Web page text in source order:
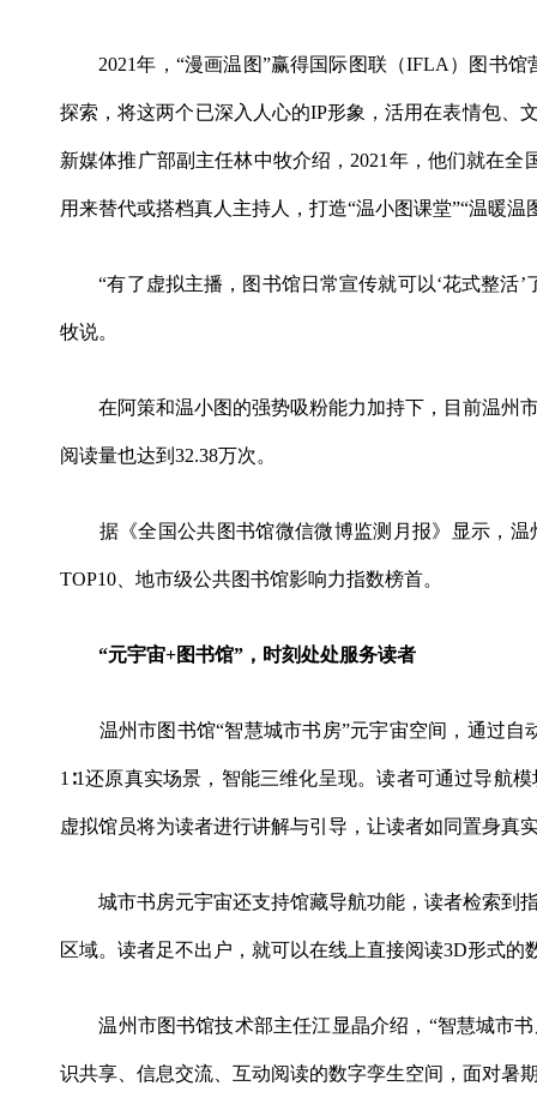
2021年，“漫画温图”赢得国际图联（IFLA）图书馆
探索，将这两个已深入人心的IP形象，活用在表情包、
新媒体推广部副主任林中牧介绍，2021年，他们就在
用来替代或搭档真人主持人，打造“温小图课堂”“温暖温
“有了虚拟主播，图书馆日常宣传就可以‘花式整活’
牧说。
在阿策和温小图的强势吸粉能力加持下，目前温州市
阅读量也达到32.38万次。
据《全国公共图书馆微信微博监测月报》显示，温
TOP10、地市级公共图书馆影响力指数榜首。
“元宇宙+图书馆”，时刻处处服务读者
温州市图书馆“智慧城市书房”元宇宙空间，通过自
1∶1还原真实场景，智能三维化呈现。读者可通过导航
虚拟馆员将为读者进行讲解与引导，让读者如同置身真
城市书房元宇宙还支持馆藏导航功能，读者检索到
区域。读者足不出户，就可以在线上直接阅读3D形式的
温州市图书馆技术部主任江显晶介绍，“智慧城市书
识共享、信息交流、互动阅读的数字孪生空间，面对暑